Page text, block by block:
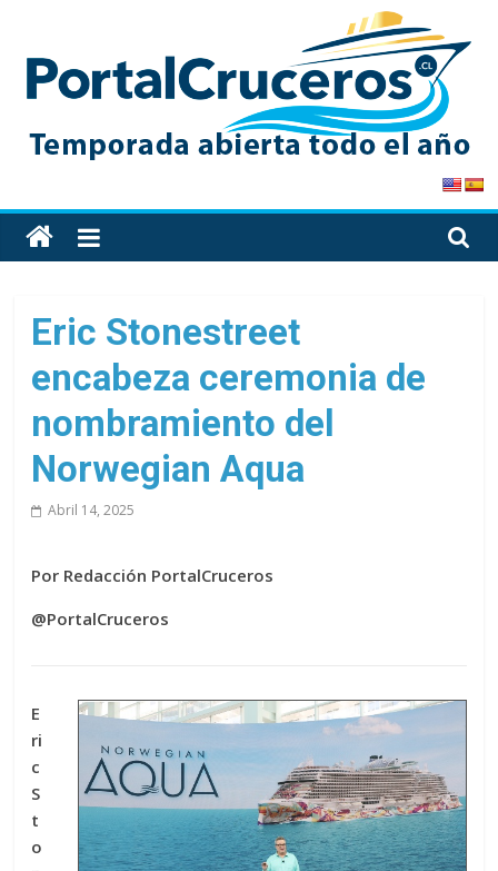
content
PortalCruceros
Toda
la
de
cruceros
en
solo
sitio
Eric Stonestreet
encabeza ceremonia de
nombramiento del
Norwegian Aqua
Abril 14, 2025
Por Redacción PortalCruceros
@PortalCruceros
E
ri
c
S
t
o